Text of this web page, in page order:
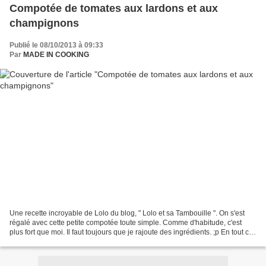
Compotée de tomates aux lardons et aux
champignons
Publié le 08/10/2013 à 09:33
Par MADE IN COOKING
Une recette incroyable de Lolo du blog, " Lolo et sa Tambouille ". On s'est
régalé avec cette petite compotée toute simple. Comme d'habitude, c'est
plus fort que moi. Il faut toujours que je rajoute des ingrédients. ;p En tout cas